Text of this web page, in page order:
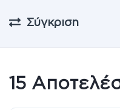
Σύγκριση
15